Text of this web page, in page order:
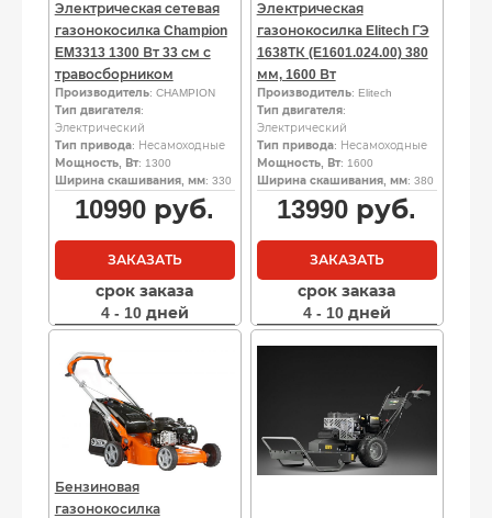
Электрическая сетевая
газонокосилка Champion
EM3313 1300 Вт 33 см с
травосборником
Производитель: CHAMPION
Тип двигателя:
Электрический
Тип привода: Несамоходные
Мощность, Вт: 1300
Ширина скашивания, мм: 330
10990 руб.
ЗАКАЗАТЬ
срок заказа
4 - 10 дней
Электрическая
газонокосилка Elitech ГЭ
1638ТК (E1601.024.00) 380
мм, 1600 Вт
Производитель: Elitech
Тип двигателя:
Электрический
Тип привода: Несамоходные
Мощность, Вт: 1600
Ширина скашивания, мм: 380
13990 руб.
ЗАКАЗАТЬ
срок заказа
4 - 10 дней
Бензиновая
газонокосилка